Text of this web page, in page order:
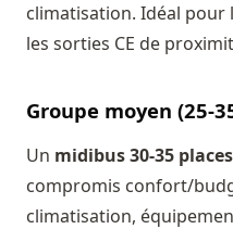
climatisation. Idéal pour
les sorties CE de
Groupe moyen (25-
Un midibus 30-35 places
compromis confort/
climatisation,